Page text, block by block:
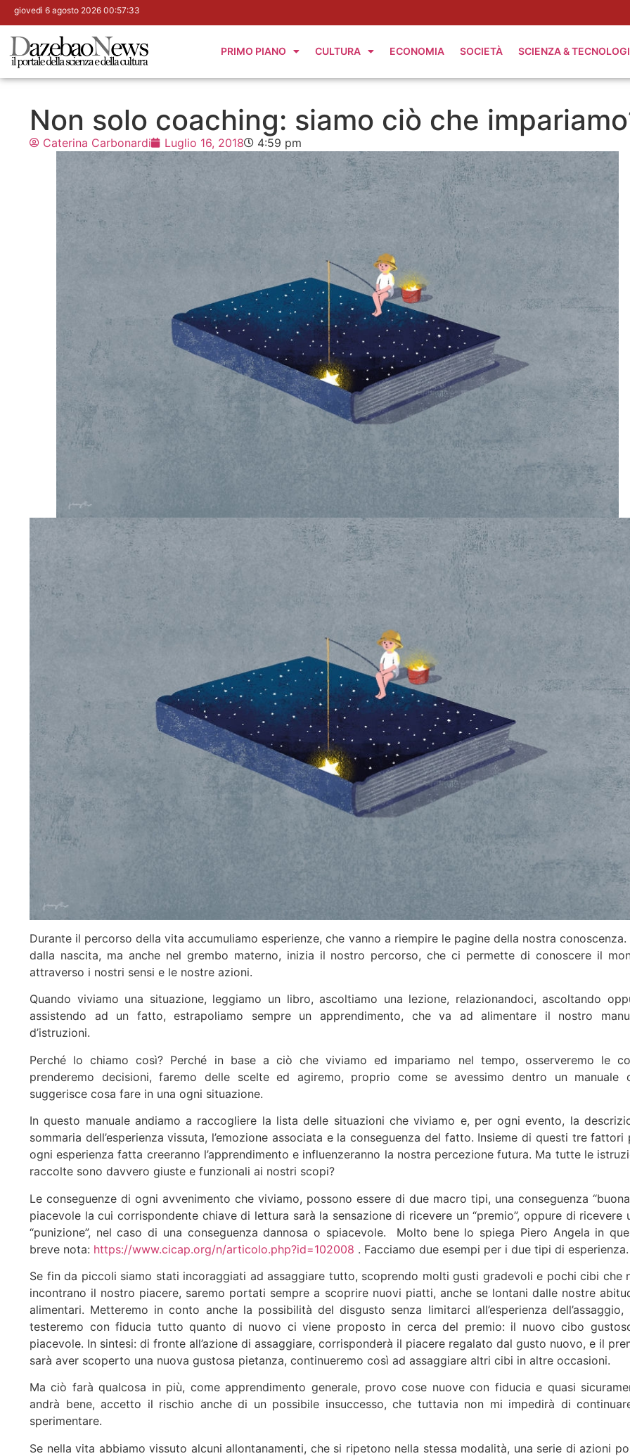
giovedì 6 agosto 2026 00:57:35
PRIMO PIANO CULTURA ECONOMIA SOCIETÀ SCIENZA &
Non solo coaching: siamo ciò che
Caterina Carbonardi Luglio 16, 2018 4:59 pm
Durante il percorso della vita accumuliamo esperienze, che vanno a riempire le pagine della nostra conoscenza.
dalla nascita, ma anche nel grembo materno, inizia il nostro percorso, che ci permette di conoscere il
attraverso i nostri sensi e le nostre azioni.
Quando viviamo una situazione, leggiamo un libro, ascoltiamo una lezione, relazionandoci, ascoltando
assistendo ad un fatto, estrapoliamo sempre un apprendimento, che va ad alimentare il nostro
d’istruzioni.
Perché lo chiamo così? Perché in base a ciò che viviamo ed impariamo nel tempo, osserveremo le
prenderemo decisioni, faremo delle scelte ed agiremo, proprio come se avessimo dentro un manuale
suggerisce cosa fare in una ogni situazione.
In questo manuale andiamo a raccogliere la lista delle situazioni che viviamo e, per ogni evento, la
sommaria dell’esperienza vissuta, l’emozione associata e la conseguenza del fatto. Insieme di questi tre fattori
ogni esperienza fatta creeranno l’apprendimento e influenzeranno la nostra percezione futura. Ma tutte le
raccolte sono davvero giuste e funzionali ai nostri scopi?
Le conseguenze di ogni avvenimento che viviamo, possono essere di due macro tipi, una conseguenza
piacevole la cui corrispondente chiave di lettura sarà la sensazione di ricevere un “premio”, oppure di ricevere
“punizione”, nel caso di una conseguenza dannosa o spiacevole.
Molto bene lo spiega Piero Angela in
breve nota: https://www.cicap.org/n/articolo.php?id=102008 . Facciamo due esempi per i due tipi di
Se fin da piccoli siamo stati incoraggiati ad assaggiare tutto, scoprendo molti gusti gradevoli e pochi cibi che
incontrano il nostro piacere, saremo portati sempre a scoprire nuovi piatti, anche se lontani dalle nostre
alimentari. Metteremo in conto anche la possibilità del disgusto senza limitarci all’esperienza dell’assaggio,
testeremo con fiducia tutto quanto di nuovo ci viene proposto in cerca del premio: il nuovo cibo
piacevole. In sintesi: di fronte all’azione di assaggiare, corrisponderà il piacere regalato dal gusto nuovo, e il
sarà aver scoperto una nuova gustosa pietanza, continueremo così ad assaggiare altri cibi in altre occasioni.
Ma ciò farà qualcosa in più, come apprendimento generale, provo cose nuove con fiducia e quasi
andrà bene, accetto il rischio anche di un possibile insuccesso, che tuttavia non mi impedirà di
sperimentare.
Se nella vita abbiamo vissuto alcuni allontanamenti, che si ripetono nella stessa modalità, una serie di azioni